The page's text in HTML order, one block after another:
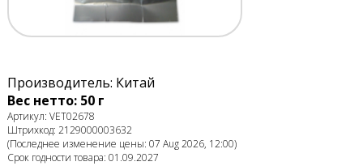
Производитель: Китай
Вес нетто: 50 г
Артикул: VET02678
Штрихкод: 2129000003632
(Последнее изменение цены: 07 Aug 2026, 12:00)
Срок годности товара: 01.09.2027